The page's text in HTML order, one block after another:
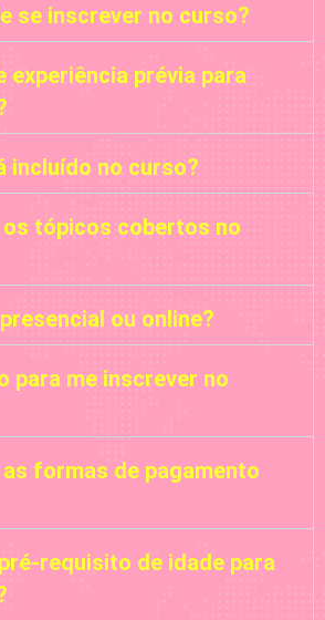
se inscrever no curso?
experiência prévia para
incluído no curso?
os tópicos cobertos no
ou online?
para me inscrever no
as formas de pagamento
requisito de idade para